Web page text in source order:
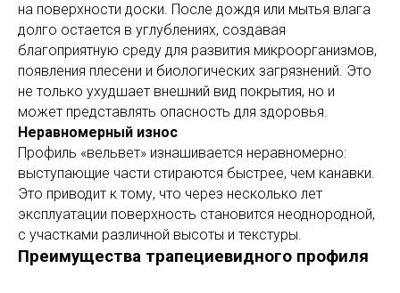
на поверхности доски. После дождя или мытья влага
долго остается в углублениях, создавая
благоприятную среду для развития микроорганизмов,
появления плесени и биологических загрязнений. Это
не только ухудшает внешний вид покрытия, но и
может представлять опасность для здоровья.
Неравномерный износ
Профиль «вельвет» изнашивается неравномерно:
выступающие части стираются быстрее, чем канавки.
Это приводит к тому, что через несколько лет
эксплуатации поверхность становится неоднородной,
с участками различной высоты и текстуры.
Преимущества трапециевидного профиля